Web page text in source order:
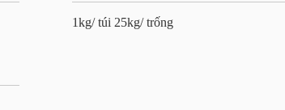
1kg/ túi 25kg/ trống